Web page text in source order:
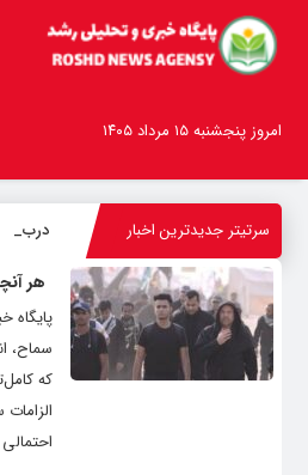
امروز پنجشنبه ۱۵ مرداد ۱۴۰۵
سرتیتر جدیدترین اخبار درباره
هر آنچه